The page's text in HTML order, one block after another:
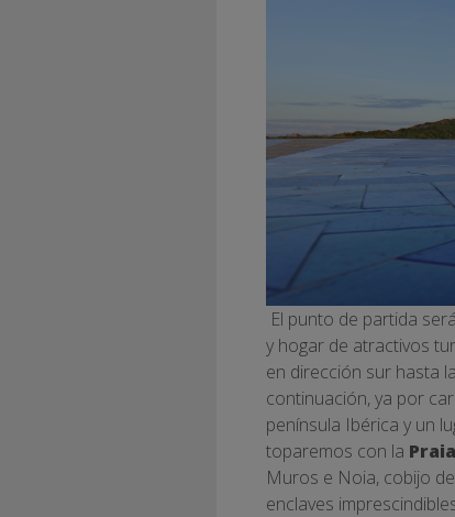
El punto de partida
y hogar de atractivos
en dirección sur hasta
continuación, ya por
península Ibérica y un
toparemos con la
Muros e Noia, cobijo
enclaves